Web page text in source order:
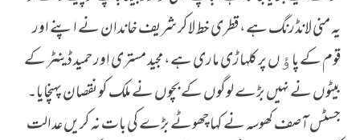
یہ منی لانڈرنگ ہے، قطری خط لاکر شریف خاندان نے اپنے اور
قوم کے پاﺅں پر کلہاڑی ماری ہے، مجید مستری اور حمید ڈینٹر کے
بیٹوں نے نہیں بڑے لوگوں کے بچوں نے ملک کو نقصان پہنچایا۔
جسٹس آصف کھوسہ نے کہا چھوٹے بڑے کی بات نہ کریں عدالت